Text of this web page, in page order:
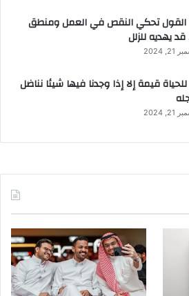
القول تحكي النقص في العمل ومنطق
قد يهديه للزلل
2024
قيمة إلا إذا وجدنا فيها شيئا نناضل
2024